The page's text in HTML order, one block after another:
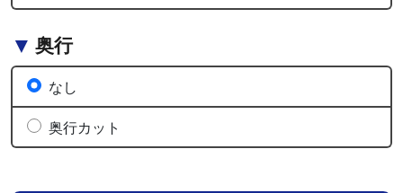
奥行
なし
奥行カット